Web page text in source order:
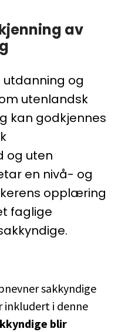
av
og
utenlandsk
kan godkjennes
og uten
en nivå- og
opplæring
faglige
sakkyndige
inkludert i denne
blir